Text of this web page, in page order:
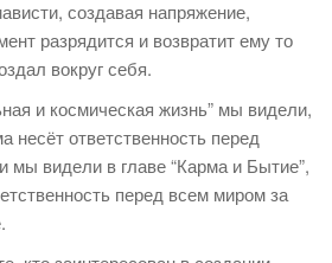
создавая напряжение,
разрядится и возвратит ему то
вокруг себя.
и космическая жизнь” мы видели,
несёт ответственность перед
мы видели в главе “Карма и Бытие”,
перед всем миром за